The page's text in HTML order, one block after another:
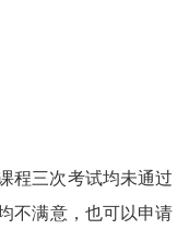
程三次考试均未通过
不满意，也可以申请